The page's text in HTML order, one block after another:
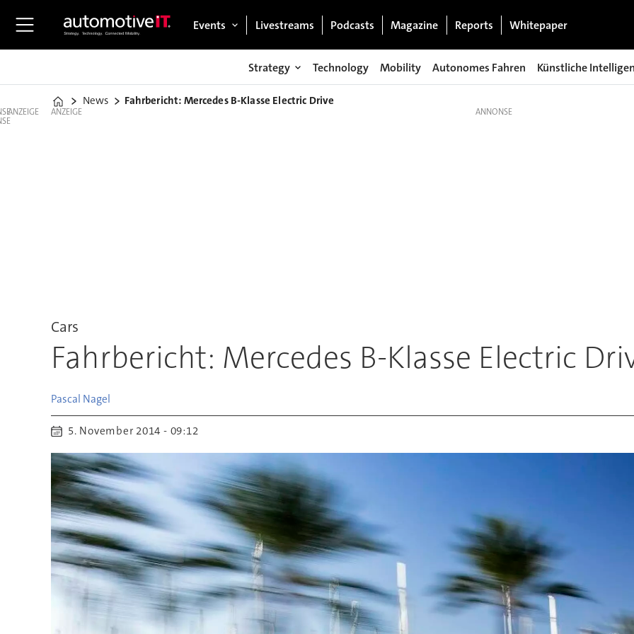
Events Livestreams Podcasts Magazine Reports Whitepaper
Strategy Technology Mobility Autonomes Fahren Künstliche
Home
News Fahrbericht: Mercedes B-Klasse Electric Drive
ANZEIGE ANZEIGE
Cars
Fahrbericht: Mercedes B-Klasse Electric
Pascal Nagel
5. November 2014 - 09:12